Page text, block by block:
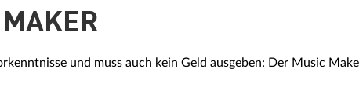
und muss auch kein Geld ausgeben: Der Music